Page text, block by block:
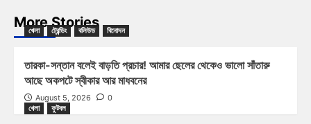
More Stories
খেলা ট্রেন্ডিং বলিউড বিনোদন
তারকা-সন্তান বলেই বাড়তি প্রচার! আমার ছেলের থেকেও ভালো সাঁতারু
আছে অকপটে স্বীকার আর মাধবনের
August 5, 2026
0
খেলা
ফুটবল